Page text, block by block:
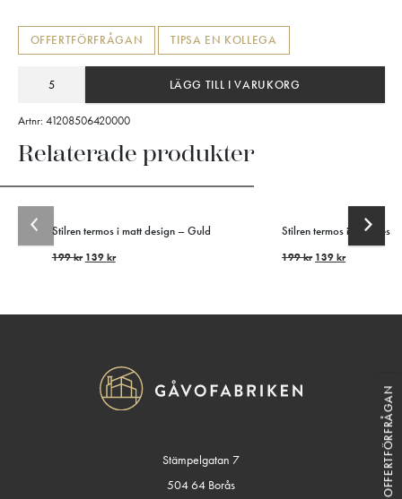
OFFERTFÖRFRÅGAN TIPSA EN KOLLEGA
LÄGG TILL I VARUKORG
Artnr: 41208506420000
Relaterade produkter
Stilren termos i matt design – Guld
199kr 139 kr
Stilren termos i matt
199kr 139kr
Stämpelgatan 7
504 64 Borås
OFFERTFÖRFRÅGAN